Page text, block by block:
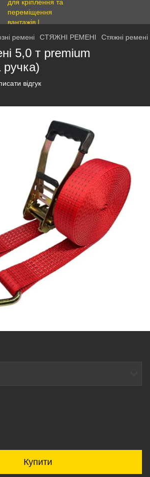
ремені СТЯЖНІ РЕМЕНІ Стяжні
5,0 т premium
ручка)
відгук
Купити